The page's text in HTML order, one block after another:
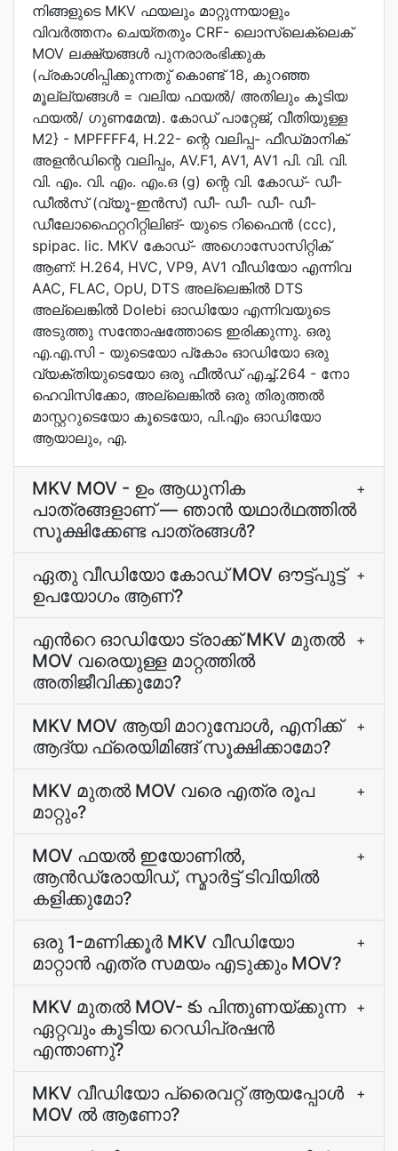
നിങ്ങളുടെ MKV ഫയലും മാറ്റുന്നയാളും
വിവര്‍ത്തനം ചെയ്തതും CRF- ലൊസ്ലെക്‌‌‌‌‌‌‌ലെക്‌‌
MOV ലക്ഷ്യ‌‌ങ്ങള്‍ പുനരാരംഭിക്കുക
(പ്രകാശിപ്പിക്കുന്നതു് കൊണ്ട് 18, കുറഞ്ഞ
മൂല്ല്യങ്ങള്‍ = വലിയ ഫയല്‍/ അതിലും കൂടിയ
ഫയല്‍/ ഗുണമേന്മ). കോഡ് പാറ്റേജ്, വീതിയുള്ള
M2} - MPFFFF4, H.22- ന്റെ വലിപ്പ- ഫീഡ്‌മാനിക്
അളന്‍ഡിന്റെ വലിപ്പം, AV.F1, AV1, AV1 പി. വി. വി.
വി. എം. വി. എം. എം.ഒ (g) ന്റെ വി. കോഡ്- ഡീ-
ഡീല്‍സ് (വ്യൂ-ഇന്‍സ്) ഡീ- ഡീ- ഡീ- ഡീ-
ഡീലോഫൈറ്ററിറ്റിലിങ്- യുടെ റിഫൈന്‍ (ccc),
spipac. lic. MKV കോഡ്- അഗൊസോസിറ്റിക്
ആണ്: H.264, HVC, VP9, AV1 വീഡിയോ എന്നിവ
AAC, FLAC, OpU, DTS അല്ലെങ്കില്‍ DTS
അല്ലെങ്കില്‍ Dolebi ഓഡിയോ എന്നിവയുടെ
അടുത്തു സന്തോഷത്തോടെ ഇരിക്കുന്നു. ഒരു
എ.എ.സി - യുടെയോ പ്‌കോം ഓഡിയോ ഒരു
വ്യക്തിയുടെയോ ഒരു ഫീൽഡ്‌ എച്ച്.264 - നോ
ഹെവിസിക്കോ, അല്ലെങ്കിൽ ഒരു തിരുത്തല്‍
മാസ്റ്ററുടെയോ കൂടെയോ, പി.എം ഓഡിയോ
ആയാലും, എ.
MKV MOV - ഉം ആധുനിക
പാത്രങ്ങളാണ്‌ —⁠ ഞാൻ യഥാർഥത്തിൽ
സൂക്ഷിക്കേണ്ട പാത്രങ്ങൾ?
+
ഏതു വീഡിയോ കോഡ് MOV ഔട്ട്പുട്ട്
ഉപയോഗം ആണ്?
+
എന്‍റെ ഓഡിയോ ട്രാക്ക് MKV മുതല്‍
MOV വരെയുള്ള മാറ്റത്തില്‍
അതിജീവിക്കുമോ?
+
MKV MOV ആയി മാറുമ്പോള്‍, എനിക്ക്
ആദ്യ ഫ്രെയിമിങ്ങ് സൂക്ഷിക്കാമോ?
+
MKV മുതല്‍ MOV വരെ എത്ര രൂപ
മാറ്റും?
+
MOV ഫയല്‍ ഇയോണില്‍,
ആന്‍ഡ്രോയിഡ്, സ്മാര്‍ട്ട് ടിവിയില്‍
കളിക്കുമോ?
+
ഒരു 1-മണിക്കൂര്‍ MKV വീഡിയോ
മാറ്റാന്‍ എത്ര സമയം എടുക്കും MOV?
+
MKV മുതല്‍ MOV- కు പിന്തുണയ്ക്കുന്ന
ഏറ്റവും കൂടിയ റെഡിപ്രഷന്‍
എന്താണു്?
+
MKV വീഡിയോ പ്രൈവറ്റ്‌ ആയപ്പോള്‍
MOV ല്‍ ആണോ?
+